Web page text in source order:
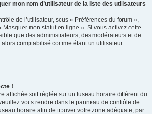
mon nom d’utilisateur de la liste des utilisateurs
de l’utilisateur, sous « Préférences du forum »,
Masquer mon statut en ligne ». Si vous activez cette
que des administrateurs, des modérateurs et de
alors comptabilisé comme étant un utilisateur
!
affichée soit réglée sur un fuseau horaire différent du
vous rendre dans le panneau de contrôle de
horaire afin de trouver votre zone adéquate, par